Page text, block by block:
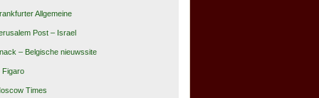
Allgemeine
Post – Israel
– Belgische nieuwssite
Figaro
Times